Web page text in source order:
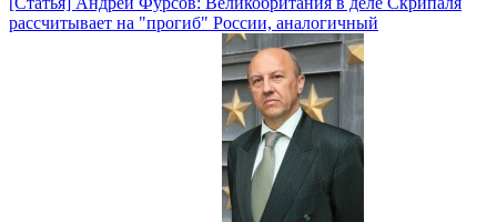
рассчитывает на "прогиб" России, аналогичный